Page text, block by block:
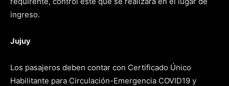
ingreso.
Jujuy
Los pasajeros deben contar con Certificado Único
Habilitante para Circulación-Emergencia COVID19 y